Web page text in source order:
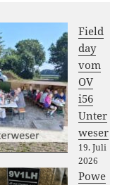
Field
day
vom
OV
i56
Unter
weser
19. Juli
2026
Powe